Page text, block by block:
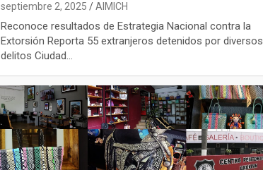
septiembre 2, 2025 AIMICH
Reconoce resultados de Estrategia Nacional contra la
Extorsión Reporta 55 extranjeros detenidos por diversos
delitos Ciudad…